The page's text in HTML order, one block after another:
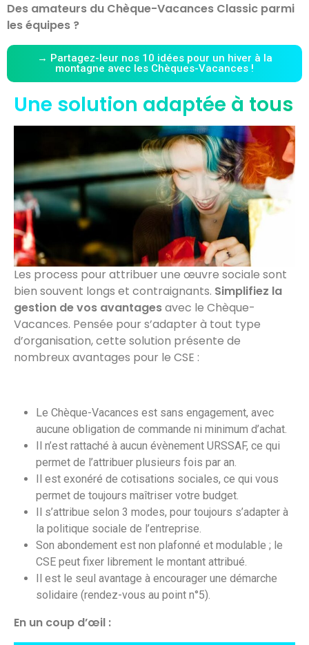
Des amateurs du Chèque-Vacances Classic parmi
les équipes ?
→ Partagez-leur nos 10 idées pour un hiver à la
montagne avec les Chèques-Vacances !
Une solution adaptée à tous
Les process pour attribuer une œuvre sociale sont
bien souvent longs et contraignants. Simplifiez la
gestion de vos avantagesavec le Chèque-
Vacances. Pensée pour s’adapter à tout type
d’organisation, cette solution présente de
nombreux avantages pour le CSE :
Le Chèque-Vacances est sans engagement, avec
aucune obligation de commande ni minimum d’achat.
Il n’est rattaché à aucun évènement URSSAF, ce qui
permet de l’attribuer plusieurs fois par an.
Il est exonéré de cotisations sociales, ce qui vous
permet de toujours maîtriser votre budget.
Il s’attribue selon 3 modes, pour toujours s’adapter à
la politique sociale de l’entreprise.
Son abondement est non plafonné et modulable ; le
CSE peut fixer librement le montant attribué.
Il est le seul avantage à encourager une démarche
solidaire (rendez-vous au point n°5).
En un coup d’œil :